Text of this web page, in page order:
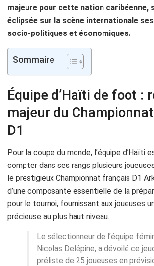
majeure pour cette nation caribéenne,
éclipsée sur la scène internationale
socio-politiques et économiques.
Sommaire
Équipe d’Haïti de foot :
majeur du
D1
Pour la coupe du monde, l’équipe d’Haïti
compter dans ses rangs plusieurs
le prestigieux Championnat français D1
d’une composante essentielle de la
pour le tournoi, fournissant aux joueuses
précieuse au plus haut niveau.
Le sélectionneur de l’équipe
Nicolas Delépine, a dévoilé ce
préliste de 25 joueuses en